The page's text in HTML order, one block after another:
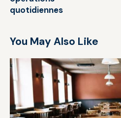
quotidiennes
You May Also Like